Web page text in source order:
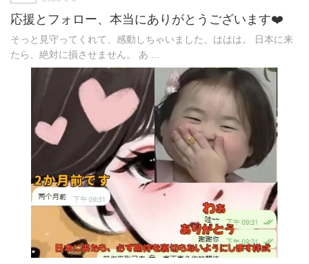
応援とフォロー、本当にありがとうございます❤️
そっと見守ってくれて、感動しちゃいました、ははは。 日本に来
たら、絶対に損させません。 あ ...